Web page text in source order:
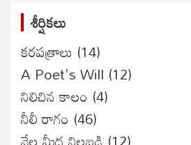
శీర్షికలు
కరపత్రాలు (14)
A Poet's Will (12)
నిలిచిన కాలం (4)
నీలీ రాగం (46)